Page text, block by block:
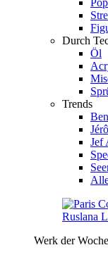
Durch
Öl
Trends
Ben
Jef
Werk der Woche